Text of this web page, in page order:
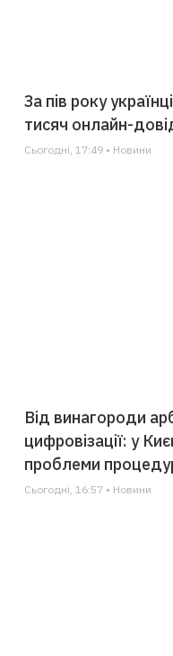
За пів року
тисяч онлайн-
Сьогодні, 17:49 • Новини
Від винагороди
цифровізації: у
проблеми
Сьогодні, 16:57 • Новини